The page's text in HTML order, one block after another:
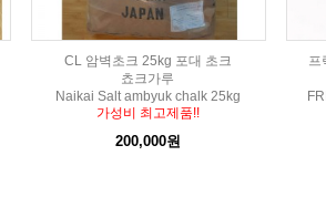
CL 암벽초크 25kg 포대 초크
쵸크가루
Naikai Salt ambyuk chalk 25kg
가성비 최고제품!!
200,000원
프